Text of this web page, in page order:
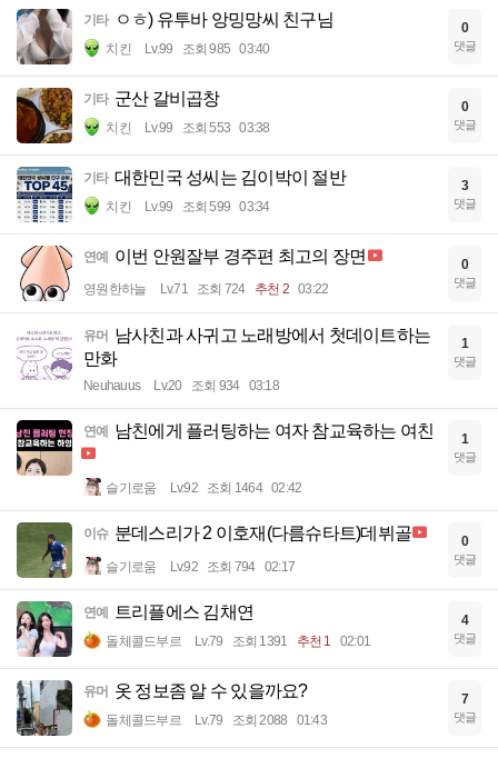
기타 ㅇㅎ) 유투바 앙밍망씨 친구님
치킨 Lv.99 조회 985 03:40
0
댓글
기타 군산 갈비곱창
치킨 Lv.99 조회 553 03:38
0
댓글
기타 대한민국 성씨는 김이박이 절반
치킨 Lv.99 조회 599 03:34
3
댓글
연예 이번 안원잘부 경주편 최고의 장면
영원한하늘 Lv.71 조회 724 추천 2 03:22
0
댓글
유머 남사친과 사귀고 노래방에서 첫데이트하는
만화
Neuhauus Lv.20 조회 934 03:18
1
댓글
연예 남친에게 플러팅하는 여자 참교육하는 여친
슬기로움 Lv.92 조회 1464 02:42
1
댓글
이슈 분데스리가 2 이호재(다름슈타트)데뷔골
슬기로움 Lv.92 조회 794 02:17
0
댓글
연예 트리플에스 김채연
돌체콜드부르 Lv.79 조회 1391 추천 1 02:01
4
댓글
유머 옷 정보좀 알 수 있을까요?
돌체콜드부르 Lv.79 조회 2088 01:43
7
댓글